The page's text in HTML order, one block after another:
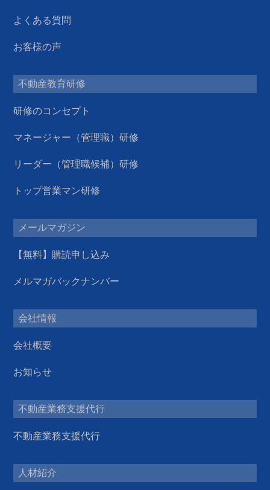
よくある質問
お客様の声
不動産教育研修
研修のコンセプト
マネージャー（管理職）研修
リーダー（管理職候補）研修
トップ営業マン研修
メールマガジン
【無料】購読申し込み
メルマガバックナンバー
会社情報
会社概要
お知らせ
不動産業務支援代行
不動産業務支援代行
人材紹介